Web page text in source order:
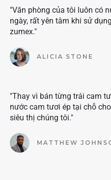
"Văn phòng của tôi luôn có
ngày, rất yên tâm khi sử
zumex."
ALICIA STONE
"Thay vì bán từng trái cam
nước cam tươi ép tại chỗ
siêu thị chúng tôi."
MATTHEW